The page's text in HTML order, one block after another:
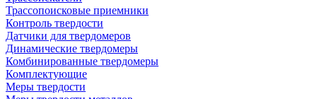
Трассопоисковые приемники
Контроль твердости
Датчики для твердомеров
Динамические твердомеры
Комбинированные твердомеры
Комплектующие
Меры твердости